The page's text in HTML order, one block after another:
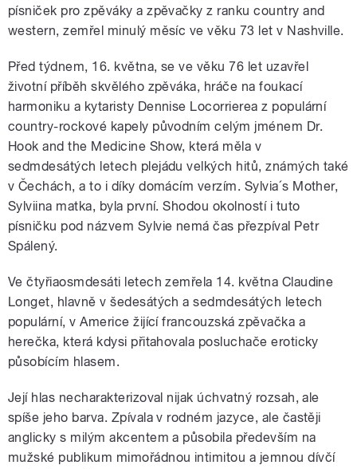
písniček pro zpěváky a zpěvačky z ranku country and
western, zemřel minulý měsíc ve věku 73 let v Nashville.
Před týdnem, 16. května, se ve věku 76 let uzavřel
životní příběh skvělého zpěváka, hráče na foukací
harmoniku a kytaristy Dennise Locorrierea z populární
country-rockové kapely původním celým jménem Dr.
Hook and the Medicine Show, která měla v
sedmdesátých letech plejádu velkých hitů, známých také
v Čechách, a to i díky domácím verzím. Sylvia´s Mother,
Sylviina matka, byla první. Shodou okolností i tuto
písničku pod názvem Sylvie nemá čas přezpíval Petr
Spálený.
Ve čtyřiaosmdesáti letech zemřela 14. května Claudine
Longet, hlavně v šedesátých a sedmdesátých letech
populární, v Americe žijící francouzská zpěvačka a
herečka, která kdysi přitahovala posluchače eroticky
působícím hlasem.
Její hlas necharakterizoval nijak úchvatný rozsah, ale
spíše jeho barva. Zpívala v rodném jazyce, ale častěji
anglicky s milým akcentem a působila především na
mužské publikum mimořádnou intimitou a jemnou dívčí